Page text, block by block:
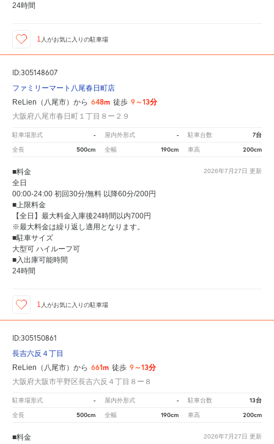
24時間
1 人がお気に入りの駐車場
ID:305148607
ファミリーマート八尾春日町店
ReLien（八尾市）から 648m 徒歩 9～13分
大阪府八尾市春日町１丁目８ー２９
駐車場形式 - 屋内外形式 - 駐車台数 7台
全長 500cm 全幅 190cm 車高 200cm
2026年7月27日 更新
■料金
全日
00:00-24:00 初回30分/無料 以降60分/200円
■上限料金
【全日】最大料金入庫後24時間以内700円
※最大料金は繰り返し適用となります。
■駐車サイズ
大型可 ハイルーフ可
■入出庫可能時間
24時間
1 人がお気に入りの駐車場
ID:305150861
長吉六反４丁目
ReLien（八尾市）から 661m 徒歩 9～13分
大阪府大阪市平野区長吉六反４丁目８ー８
駐車場形式 - 屋内外形式 - 駐車台数 13台
全長 500cm 全幅 190cm 車高 200cm
2026年7月27日 更新
■料金